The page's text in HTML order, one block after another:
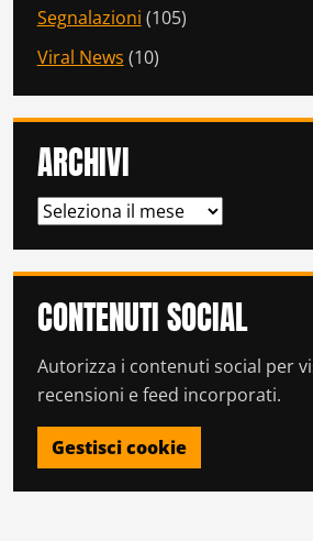
Segnalazioni (105)
Viral News (10)
ARCHIVI
ARCHIVI
CONTENUTI SOCIAL
Autorizza i contenuti social per
recensioni e feed incorporati.
Gestisci cookie